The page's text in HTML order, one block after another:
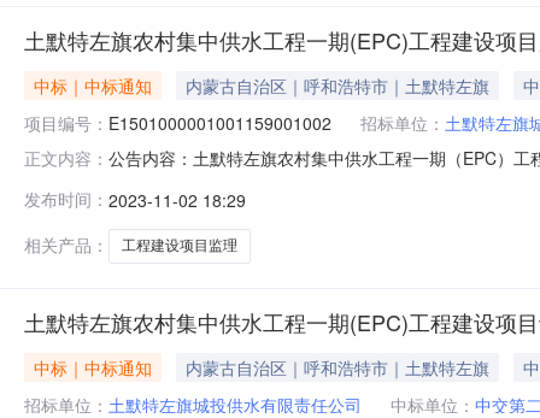
土默特左旗农村集中供水工程一期(EPC)工程建设项
中标｜中标通知 内蒙古自治区｜呼和浩特市｜土默特左旗
项目编号： E1501000001001159001002 招标单位： 土默特左旗
正文内容： 公告内容：土默特左旗农村集中供水工程一期（EPC）
224日历天三、监督部门本招标项目的监督部门为呼和浩
察素齐镇人
发布时间： 2023-11-02 18:29
相关产品：
工程建设项目监理
土默特左旗农村集中供水工程一期(EPC)工程建设项
中标｜中标通知 内蒙古自治区｜呼和浩特市｜土默特左旗
招标单位： 土默特左旗城投供水有限责任公司 中标单位： 中交第